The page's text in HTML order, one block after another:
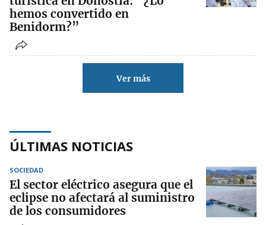
hemos convertido en
Benidorm?”
Ver más
ÚLTIMAS NOTICIAS
SOCIEDAD
El sector eléctrico asegura que el
eclipse no afectará al suministro
de los consumidores